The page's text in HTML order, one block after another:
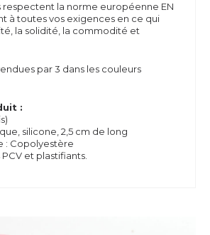
respectent la norme européenne EN
à toutes vos exigences en ce qui
la solidité, la commodité et
par 3 dans les couleurs
:
silicone, 2,5 cm de long
: Copolyestère
et plastifiants.